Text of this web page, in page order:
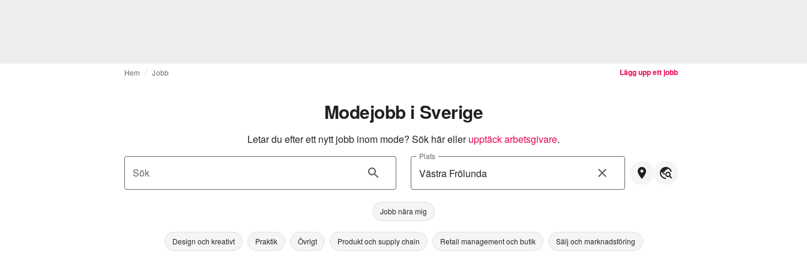
Hem Jobb Lägg upp ett jobb
Modejobb i Sverige
Letar du efter ett nytt jobb inom mode? Sök här eller upptäck arbetsgivare.
Sök
Plats
Jobb nära mig
Design och kreativt Praktik Övrigt Produkt och supply chain Retail management och butik Sälj och marknadsföring